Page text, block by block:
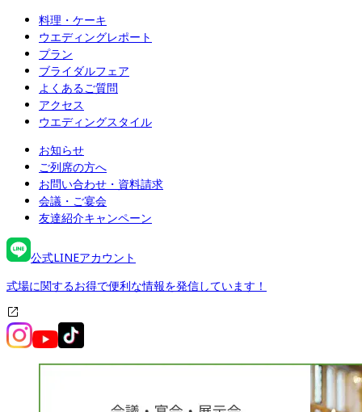
料理・ケーキ
ウエディングレポート
プラン
ブライダルフェア
よくあるご質問
アクセス
ウエディングスタイル
お知らせ
ご列席の方へ
お問い合わせ・資料請求
会議・ご宴会
友達紹介キャンペーン
公式LINEアカウント
式場に関するお得で便利な情報を発信しています！